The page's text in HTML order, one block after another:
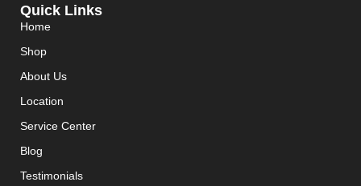
Quick Links
Home
Shop
About Us
Location
Service Center
Blog
Testimonials